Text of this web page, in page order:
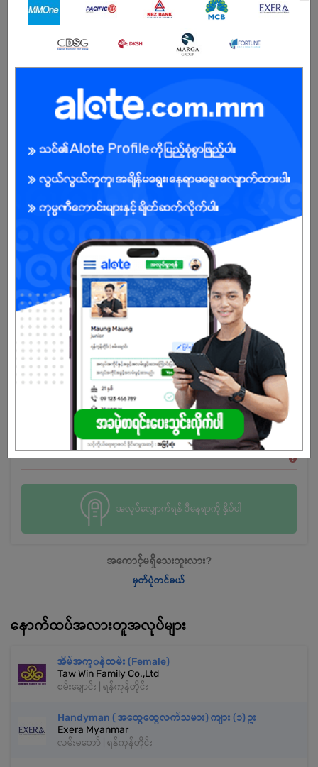
အခွင့်အရေးရှိသူ : ကျား
မျှော်မှန်းလစာ ဖော်ပြပေးပါ။
ချက်ချင်း အလုပ်ဝင် နိုင်ပါသလား။
အလုပ်လျှောက်ရန် ဒီနေရာကို နှိပ်ပါ
အကောင့်မရှိသေးဘူးလား?
မှတ်ပုံတင်မယ်
နောက်ထပ်အလားတူအလုပ်များ
အိမ်အကူ၀န်ထမ်း (Female)
Taw Win Family Co.,Ltd
စမ်းချောင်း | ရန်ကုန်တိုင်း
Handyman ( အထွေထွေလက်သမား) ကျား (၁) ဥး
Exera Myanmar
လမ်းမတော် | ရန်ကုန်တိုင်း